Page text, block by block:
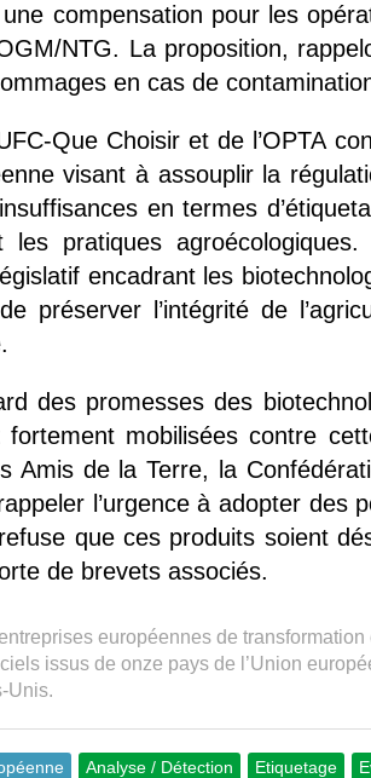
une compensation pour les
NTG. La proposition,
en cas de
Que Choisir et de l’OPTA
visant à assouplir la
en termes
les pratiques
encadrant les
préserver l’intégrité de
des promesses des
mobilisées contre
Amis de la Terre, la
l’urgence à adopter des
que ces produits soient
de brevets associés.
européennes de
issus de onze pays de l’Union
Unis.
Analyse / Détection Etiquetage